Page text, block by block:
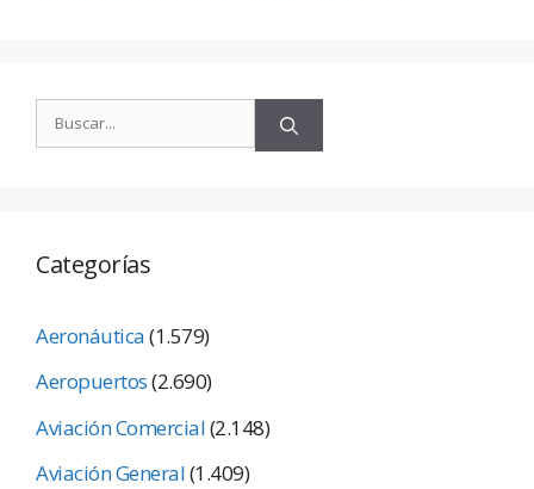
Categorías
Aeronáutica(1.579)
Aeropuertos(2.690)
Aviación Comercial(2.148)
Aviación General(1.409)